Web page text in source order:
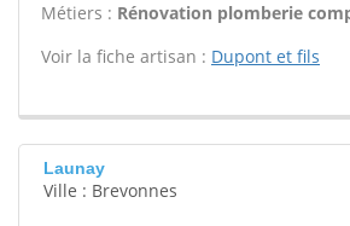
Métiers : Rénovation plomberie
Voir la fiche artisan : Dupont et fils
Launay
Ville : Brevonnes